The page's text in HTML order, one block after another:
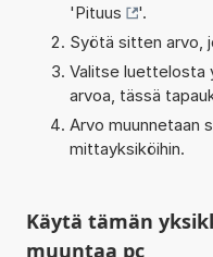
'Pituus
'.
Syötä sitten arvo,
Valitse luettelosta
arvoa, tässä
Arvo muunnetaan
mittayksiköihin.
Käytä tämän
muuntaa pc